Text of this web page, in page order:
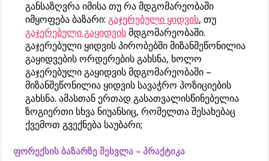
განსაზღვრა იმისა თუ რა მდგომარეობაში
იმყოფება ბაზარი:გაჯერებული ყიდვის, თუ
გაჯერებული გაყიდვის მდგომარეობაში.
გაჯერებული ყიდვის პირობებში მიზანშეწონილია
გაყიდვების ორდერების გახსნა, ხოლო
გაჯერებული გაყიდვის მდგომარეობაში –
მიზანშეწონილია ყიდვის სავაჭრო პოზიციების
გახსნა. ამასთან ერთად გასათვალისწინებელია
ზოგიერთი სხვა ნიუანსიც, რომელთა შესახებაც
ქვემოთ გვექნება საუბარი;
ფორექსის ბაზარზე შესვლა – პრაქტიკა